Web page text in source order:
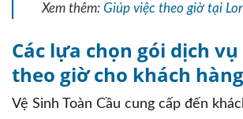
Xem thêm: Giúp việc theo giờ tại
Các lựa chọn gói dịch
theo giờ cho khách hàng
Vệ Sinh Toàn Cầu cung cấp đến